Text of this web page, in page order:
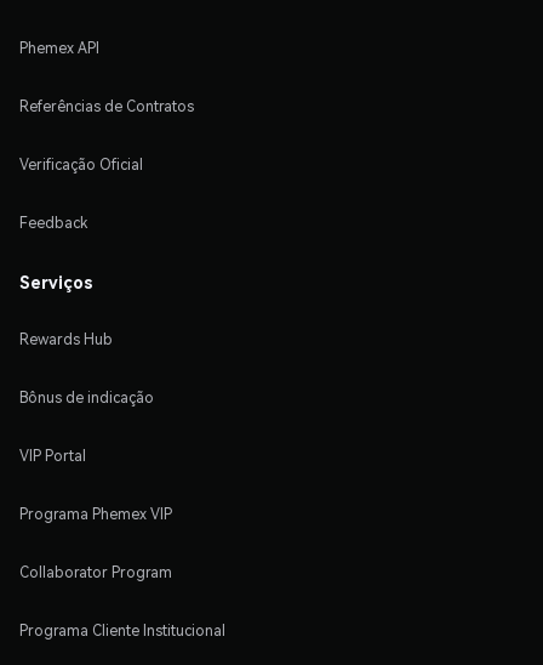
Phemex API
Referências de Contratos
Verificação Oficial
Feedback
Serviços
Rewards Hub
Bônus de indicação
VIP Portal
Programa Phemex VIP
Collaborator Program
Programa Cliente Institucional